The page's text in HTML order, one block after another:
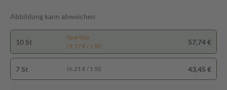
Abbildung kann abweichen
10 St
Spartipp
(5,77 € / 1 St)
57,74 €
7 St (6,21 € / 1 St) 43,45 €